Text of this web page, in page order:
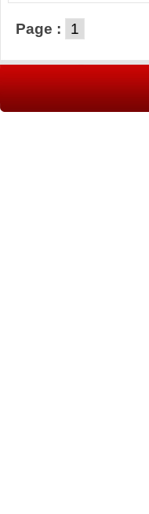
Page : 1